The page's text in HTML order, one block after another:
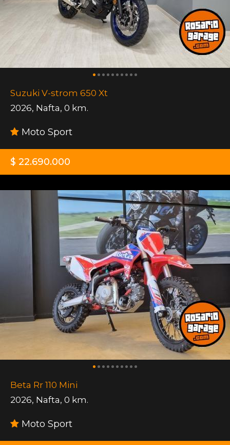
Suzuki V-strom 650 Xt
2026, Nafta, 0 km.
Moto Sport
$ 22.690.000
Beta Rr 110 Mini
2026, Nafta, 0 km.
Moto Sport